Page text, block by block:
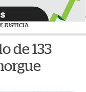
JUSTICIA
de 133